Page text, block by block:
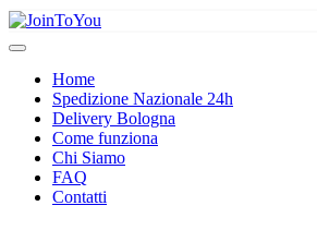
Home
Spedizione Nazionale 24h
Delivery Bologna
Come funziona
Chi Siamo
FAQ
Contatti